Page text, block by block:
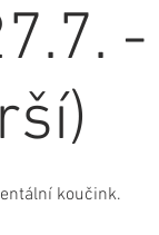
-
koučink.